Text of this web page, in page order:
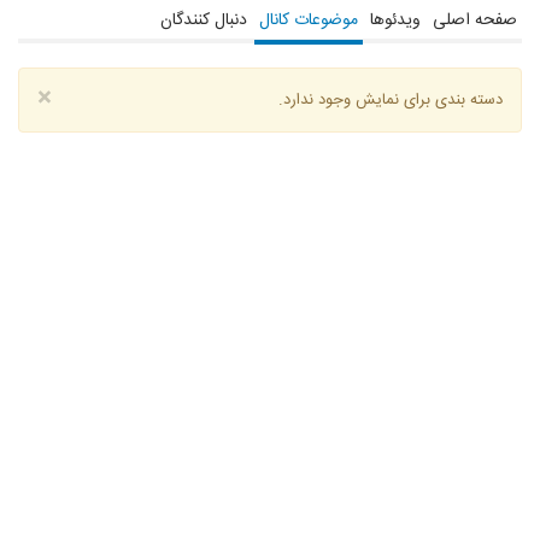
صفحه اصلی ویدئوها موضوعات کانال دنبال کنندگان
× دسته بندی برای نمایش وجود ندارد.